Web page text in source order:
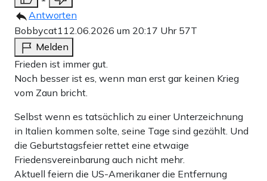
Antworten
Bobbycat1 12.06.2026 um 20:17 Uhr 57T
Melden
Frieden ist immer gut.
Noch besser ist es, wenn man erst gar keinen Krieg
vom Zaun bricht.
Selbst wenn es tatsächlich zu einer Unterzeichnung
in Italien kommen solte, seine Tage sind gezählt. Und
die Geburtstagsfeier rettet eine etwaige
Friedensvereinbarung auch nicht mehr.
Aktuell feiern die US-Amerikaner die Entfernung